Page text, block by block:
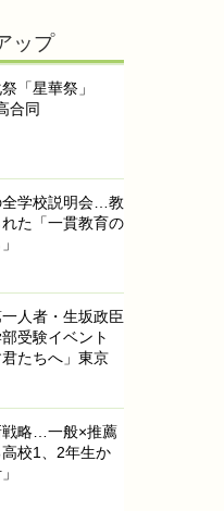
ップ
「星華祭」
合同
全学校説明会…教
た「一貫教育の
人者・生坂政臣
受験イベント
君たちへ」東京
戦略…一般×推薦
校1、2年生か